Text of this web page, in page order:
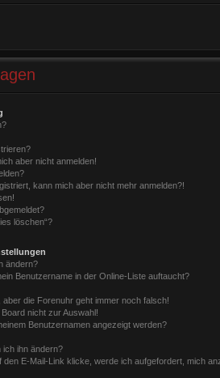
aber nicht anmelden!
kann mich aber nicht mehr anmelden?!
löschen“?
ändern?
Benutzername in der Online-Liste auftaucht?
die Forenuhr geht immer noch falsch!
nicht zur Auswahl!
Benutzernamen angezeigt werden?
ich ihn ändern?
E-Mail-Link klicke, werde ich aufgefordert, mich